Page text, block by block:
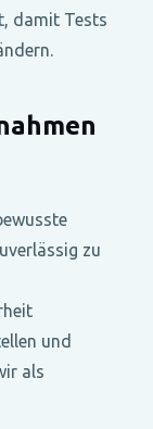
damit Tests
zu
und
als